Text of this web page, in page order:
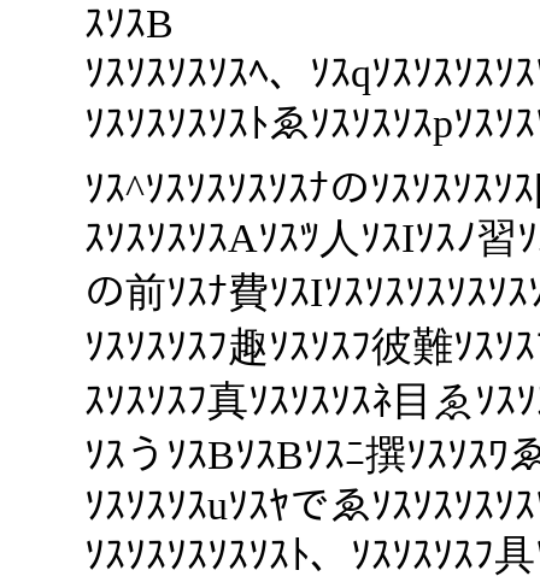
ｽｿｽB
ｿｽｿｽｿｽｿｽﾍ、ｿｽqｿｽｿｽｿｽ
ｿｽｿｽｿｽｿｽﾄゑｿｽｿｽｿｽpｿｽｿ
ｿｽ^ｿｽｿｽｿｽｿｽﾅのｿｽｿｽｿｽｿ
ｽｿｽｿｽｿｽAｿｽﾂ人ｿｽIｿｽﾉ習
の前ｿｽﾅ費ｿｽIｿｽｿｽｿｽｿｽｿ
ｿｽｿｽｿｽﾌ趣ｿｽｿｽﾌ彼難ｿｽｿ
ｽｿｽｿｽﾌ真ｿｽｿｽｿｽﾈ目ゑｿｽ
ｿｽうｿｽBｿｽBｿｽﾆ撰ｿｽｿｽﾜ
ｿｽｿｽｿｽuｿｽﾔでゑｿｽｿｽｿｽｿ
ｿｽｿｽｿｽｿｽｿｽﾄ、ｿｽｿｽｿｽﾌ